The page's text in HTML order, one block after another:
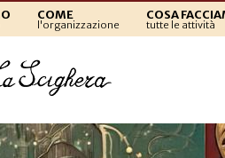
COME
l'organizzazione
COSA
tutte le attività